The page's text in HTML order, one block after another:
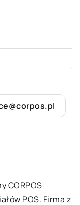
CORPOS
POS. Firma z